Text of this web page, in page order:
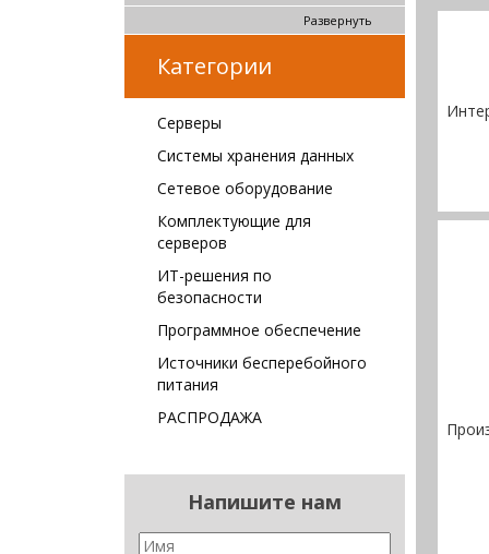
Развернуть
Категории
Серверы
Системы хранения данных
Сетевое оборудование
Комплектующие для
серверов
ИТ-решения по
безопасности
Программное обеспечение
Источники бесперебойного
питания
РАСПРОДАЖА
Напишите нам